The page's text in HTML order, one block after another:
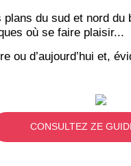
du sud et nord
où se faire plaisir...
ou d’aujourd’hui et,
CONSULTEZ ZE